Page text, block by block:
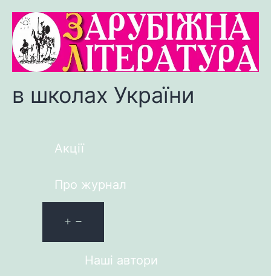
в школах України
Акції
Про журнал
Наші автори